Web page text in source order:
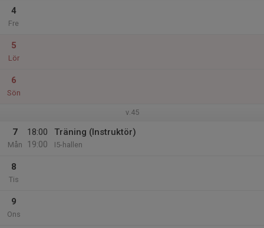
4
Fre
5
Lör
6
Sön
v.45
7
Mån
18:00
19:00
Träning (Instruktör)
I5-hallen
8
Tis
9
Ons